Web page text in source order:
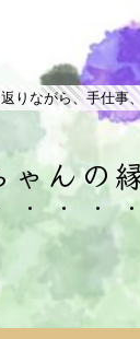
りながら、手仕
ゃんの